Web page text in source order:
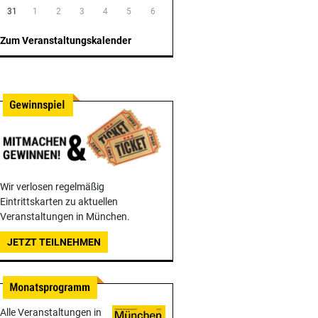
31 1 2 3 4 5 6
Zum Veranstaltungskalender
Wir verlosen regelmäßig
Eintrittskarten zu aktuellen
Veranstaltungen in München.
JETZT TEILNEHMEN
Alle Veranstaltungen in